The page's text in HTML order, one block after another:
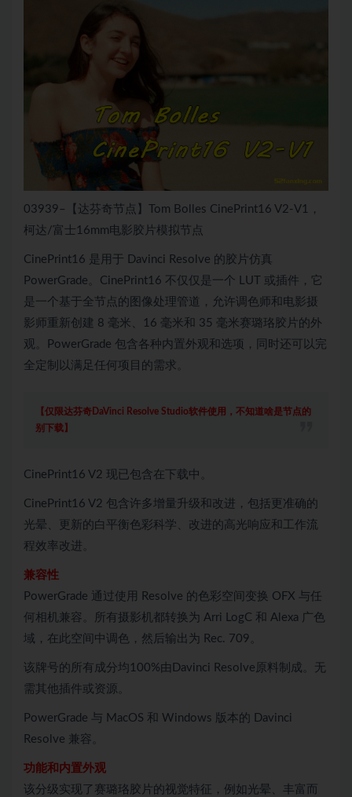
03939–【达芬奇节点】Tom Bolles CinePrint16 V2-V1，
柯达/富士16mm电影胶片模拟节点
CinePrint16 是用于 Davinci Resolve 的胶片仿真
PowerGrade。CinePrint16 不仅仅是一个 LUT 或插件，它
是一个基于全节点的图像处理管道，允许调色师和电影摄
影师重新创建 8 毫米、16 毫米和 35 毫米赛璐珞胶片的外
观。PowerGrade 包含各种内置外观和选项，同时还可以完
全定制以满足任何项目的需求。
【仅限达芬奇DaVinci Resolve Studio软件使用，不知道啥是节点的
别下载】
CinePrint16 V2 现已包含在下载中。
CinePrint16 V2 包含许多增量升级和改进，包括更准确的
光晕、更新的白平衡色彩科学、改进的高光响应和工作流
程效率改进。
兼容性
PowerGrade 通过使用 Resolve 的色彩空间变换 OFX 与任
何相机兼容。所有摄影机都转换为 Arri LogC 和 Alexa 广色
域，在此空间中调色，然后输出为 Rec. 709。
该牌号的所有成分均100%由Davinci Resolve原料制成。无
需其他插件或资源。
PowerGrade 与 MacOS 和 Windows 版本的 Davinci
Resolve 兼容。
功能和内置外观
该分级实现了赛璐珞胶片的视觉特征，例如光晕、丰富而